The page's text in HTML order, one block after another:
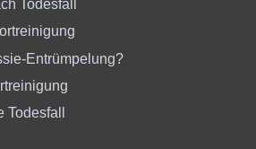
Todesfall
Entrümpelung?